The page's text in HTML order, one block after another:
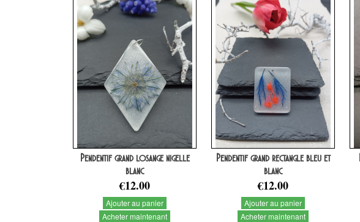
Pendentif grand losange nigelle
blanc
€12.00
Ajouter au panier
Acheter maintenant
Pendentif grand rectangle bleu et
blanc
€12.00
Ajouter au panier
Acheter maintenant